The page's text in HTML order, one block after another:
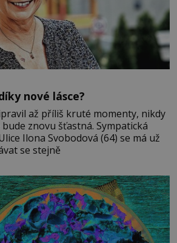
nové lásce?
až příliš kruté momenty, nikdy
šťastná. Sympatická
Ilona Svobodová (64) se má už
se stejně